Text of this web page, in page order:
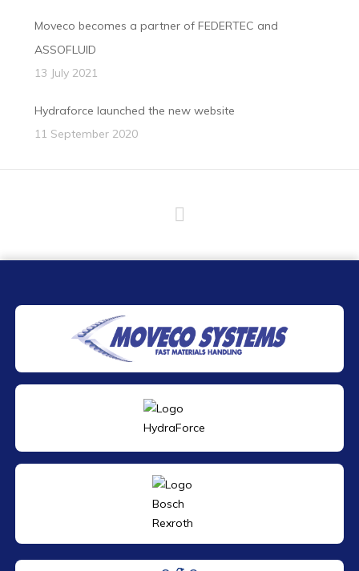
Moveco becomes a partner of FEDERTEC and
ASSOFLUID
13 July 2021
Hydraforce launched the new website
11 September 2020